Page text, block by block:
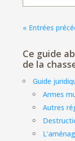
« Entrées
Ce guide
de la
Guide
Armes
Autres